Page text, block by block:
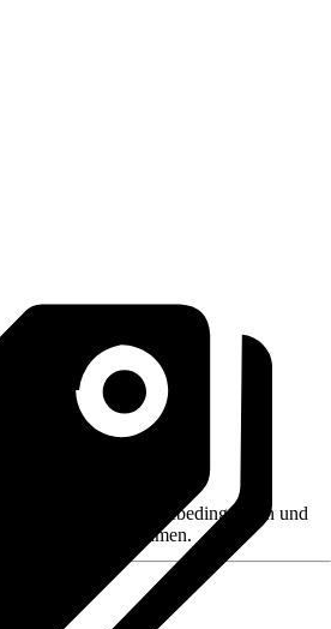
wie z. B. Rückgabebedingungen und
den Verkäufernamen.